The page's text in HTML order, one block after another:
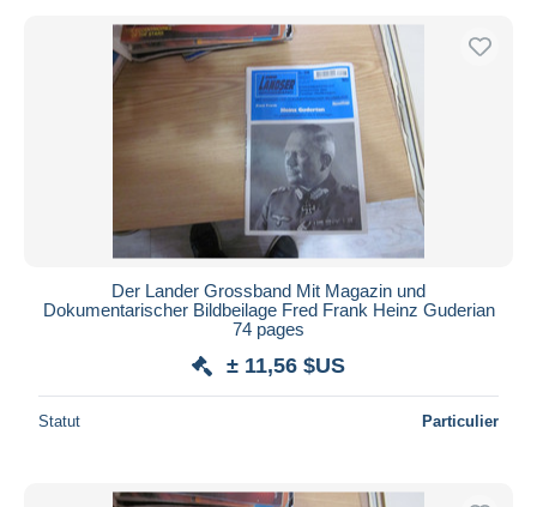
Der Lander Grossband Mit Magazin und
Dokumentarischer Bildbeilage Fred Frank Heinz Guderian
74 pages
± 11,56 $US
Statut Particulier